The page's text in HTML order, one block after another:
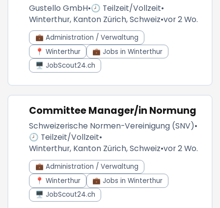
Gustello GmbH•🕗 Teilzeit/Vollzeit•
Winterthur, Kanton Zürich, Schweiz•vor 2 Wo.
💼 Administration / Verwaltung
📍 Winterthur
💼 Jobs in Winterthur
🖥️ JobScout24.ch
Committee Manager/in Normung
Schweizerische Normen-Vereinigung (SNV)•
🕗 Teilzeit/Vollzeit•
Winterthur, Kanton Zürich, Schweiz•vor 2 Wo.
💼 Administration / Verwaltung
📍 Winterthur
💼 Jobs in Winterthur
🖥️ JobScout24.ch